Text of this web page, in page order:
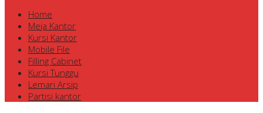
Home
Meja Kantor
Kursi Kantor
Mobile File
Filling Cabinet
Kursi Tunggu
Lemari Arsip
Partisi kantor